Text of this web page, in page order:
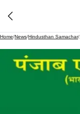
Home/News/Hindusthan Samachar/